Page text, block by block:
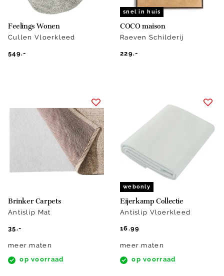
Feelings Wonen
Cullen Vloerkleed
549.-
snel in huis
COCO maison
Raeven Schilderij
229.-
Brinker Carpets
Antislip Mat
35.-
meer maten
op voorraad
webonly
Eijerkamp Collectie
Antislip Vloerkleed
16.99
meer maten
op voorraad